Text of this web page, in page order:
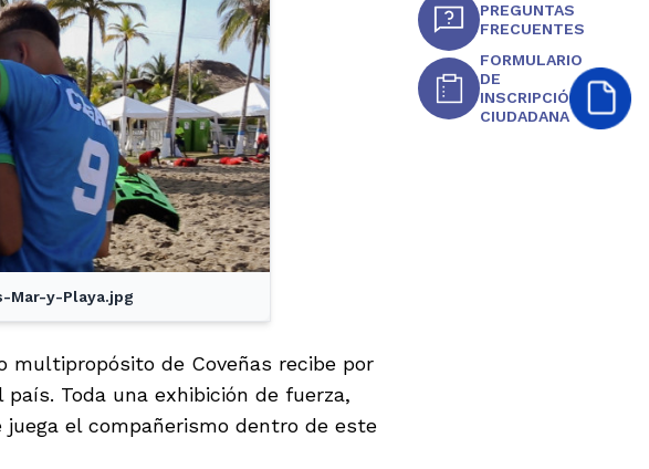
Mar-y-Playa.jpg
multipropósito de Coveñas recibe por
Toda una exhibición de fuerza,
el compañerismo dentro de este
PREGUNTAS
FRECUENTES
FORMULARIO
DE
INSCRIPCIÓN
CIUDADANA